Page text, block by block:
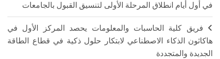
في أول أيام انطلاق المرحلة الأولى لتنسيق القبول بالجامعات
فريق كلية الحاسبات والمعلومات يحصد المركز الأول في
هاكاثون الذكاء الاصطناعي لابتكار حلول ذكية في قطاع الطاقة
الجديدة والمتجددة